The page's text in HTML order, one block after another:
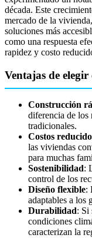
década. Este
mercado de la
soluciones más
como una respuesta
rapidez y costo
Ventajas de
Construcción
diferencia de los
tradicionales.
Costos
las viviendas
para muchas
Sostenibilidad:
control de los
Diseño flexible:
adaptables a los
Durabilidad: Si
condiciones
caracterizan la